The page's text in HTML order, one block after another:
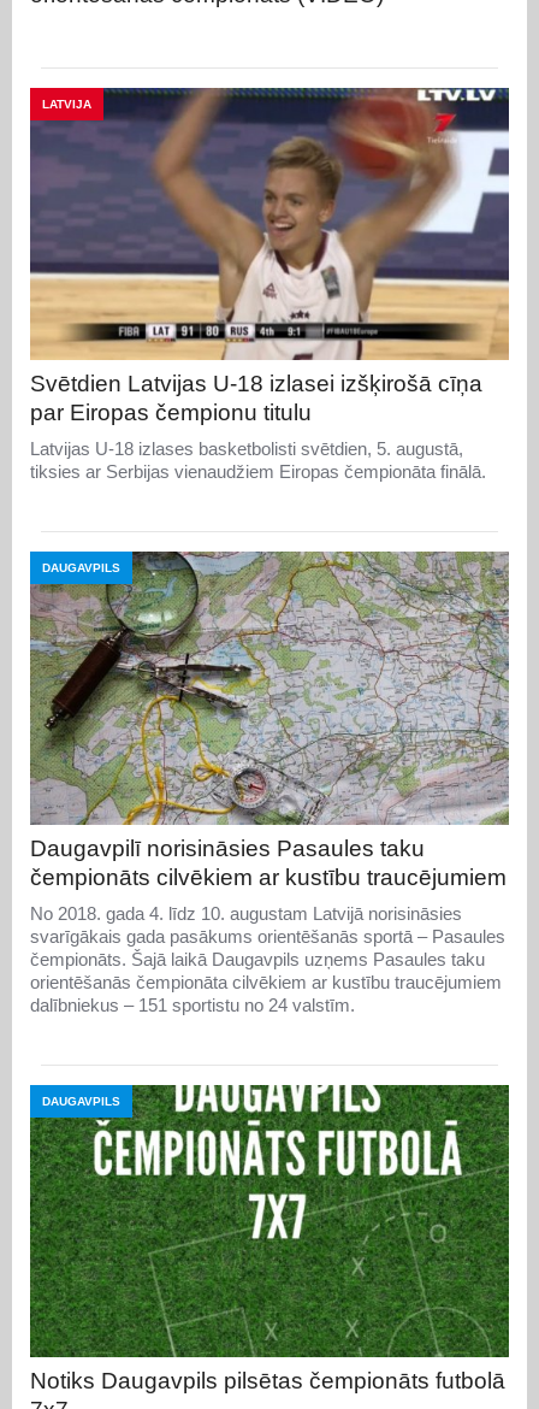
LATVIJA
Svētdien Latvijas U-18 izlasei izšķirošā cīņa
par Eiropas čempionu titulu
Latvijas U-18 izlases basketbolisti svētdien, 5. augustā,
tiksies ar Serbijas vienaudžiem Eiropas čempionāta finālā.
DAUGAVPILS
Daugavpilī norisināsies Pasaules taku
čempionāts cilvēkiem ar kustību traucējumiem
No 2018. gada 4. līdz 10. augustam Latvijā norisināsies
svarīgākais gada pasākums orientēšanās sportā – Pasaules
čempionāts. Šajā laikā Daugavpils uzņems Pasaules taku
orientēšanās čempionāta cilvēkiem ar kustību traucējumiem
dalībniekus – 151 sportistu no 24 valstīm.
DAUGAVPILS
Notiks Daugavpils pilsētas čempionāts futbolā